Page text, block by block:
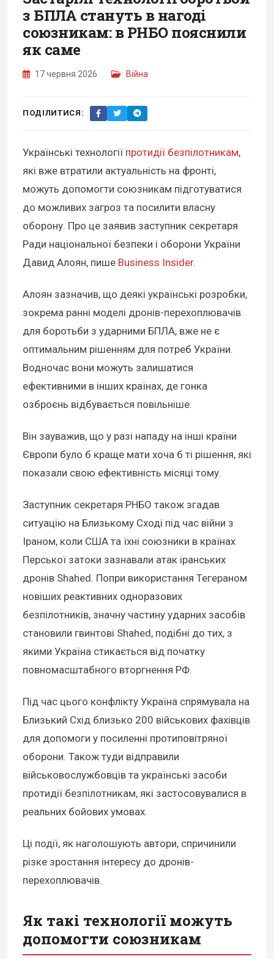
з БПЛА стануть в нагоді
союзникам: в РНБО пояснили
як саме
17 червня 2026 Війна
ПОДІЛИТИСЯ:
Українські технології протидії безпілотникам,
які вже втратили актуальність на фронті,
можуть допомогти союзникам підготуватися
до можливих загроз та посилити власну
оборону. Про це заявив заступник секретаря
Ради національної безпеки і оборони України
Давид Алоян, пише Business Insider.
Алоян зазначив, що деякі українські розробки,
зокрема ранні моделі дронів-перехоплювачів
для боротьби з ударними БПЛА, вже не є
оптимальним рішенням для потреб України.
Водночас вони можуть залишатися
ефективними в інших країнах, де гонка
озброєнь відбувається повільніше.
Він зауважив, що у разі нападу на інші країни
Європи було б краще мати хоча б ті рішення, які
показали свою ефективність місяці тому.
Заступник секретаря РНБО також згадав
ситуацію на Близькому Сході під час війни з
Іраном, коли США та їхні союзники в країнах
Перської затоки зазнавали атак іранських
дронів Shahed. Попри використання Тегераном
новіших реактивних одноразових
безпілотників, значну частину ударних засобів
становили гвинтові Shahed, подібні до тих, з
якими Україна стикається від початку
повномасштабного вторгнення РФ.
Під час цього конфлікту Україна спрямувала на
Близький Схід близько 200 військових фахівців
для допомоги у посиленні протиповітряної
оборони. Також туди відправили
військовослужбовців та українські засоби
протидії безпілотникам, які застосовувалися в
реальних бойових умовах.
Ці події, як наголошують автори, спричинили
різке зростання інтересу до дронів-
перехоплювачів.
Як такі технології можуть
допомогти союзникам